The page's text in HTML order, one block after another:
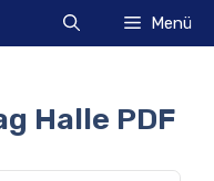
Menü
Halle PDF